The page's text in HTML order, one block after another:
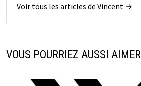
Voir tous les articles de Vincent →
VOUS POURRIEZ AUSSI AIMER